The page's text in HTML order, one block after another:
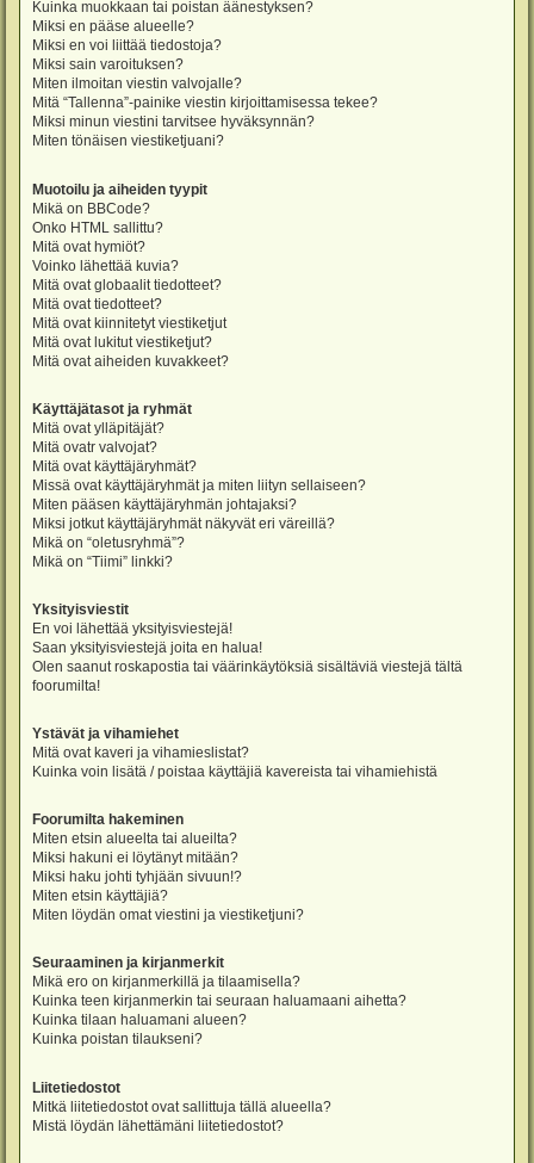
Kuinka muokkaan tai poistan äänestyksen?
Miksi en pääse alueelle?
Miksi en voi liittää tiedostoja?
Miksi sain varoituksen?
Miten ilmoitan viestin valvojalle?
Mitä “Tallenna”-painike viestin kirjoittamisessa tekee?
Miksi minun viestini tarvitsee hyväksynnän?
Miten tönäisen viestiketjuani?
Muotoilu ja aiheiden tyypit
Mikä on BBCode?
Onko HTML sallittu?
Mitä ovat hymiöt?
Voinko lähettää kuvia?
Mitä ovat globaalit tiedotteet?
Mitä ovat tiedotteet?
Mitä ovat kiinnitetyt viestiketjut
Mitä ovat lukitut viestiketjut?
Mitä ovat aiheiden kuvakkeet?
Käyttäjätasot ja ryhmät
Mitä ovat ylläpitäjät?
Mitä ovatr valvojat?
Mitä ovat käyttäjäryhmät?
Missä ovat käyttäjäryhmät ja miten liityn sellaiseen?
Miten pääsen käyttäjäryhmän johtajaksi?
Miksi jotkut käyttäjäryhmät näkyvät eri väreillä?
Mikä on “oletusryhmä”?
Mikä on “Tiimi” linkki?
Yksityisviestit
En voi lähettää yksityisviestejä!
Saan yksityisviestejä joita en halua!
Olen saanut roskapostia tai väärinkäytöksiä sisältäviä viestejä tältä
foorumilta!
Ystävät ja vihamiehet
Mitä ovat kaveri ja vihamieslistat?
Kuinka voin lisätä / poistaa käyttäjiä kavereista tai vihamiehistä
Foorumilta hakeminen
Miten etsin alueelta tai alueilta?
Miksi hakuni ei löytänyt mitään?
Miksi haku johti tyhjään sivuun!?
Miten etsin käyttäjiä?
Miten löydän omat viestini ja viestiketjuni?
Seuraaminen ja kirjanmerkit
Mikä ero on kirjanmerkillä ja tilaamisella?
Kuinka teen kirjanmerkin tai seuraan haluamaani aihetta?
Kuinka tilaan haluamani alueen?
Kuinka poistan tilaukseni?
Liitetiedostot
Mitkä liitetiedostot ovat sallittuja tällä alueella?
Mistä löydän lähettämäni liitetiedostot?